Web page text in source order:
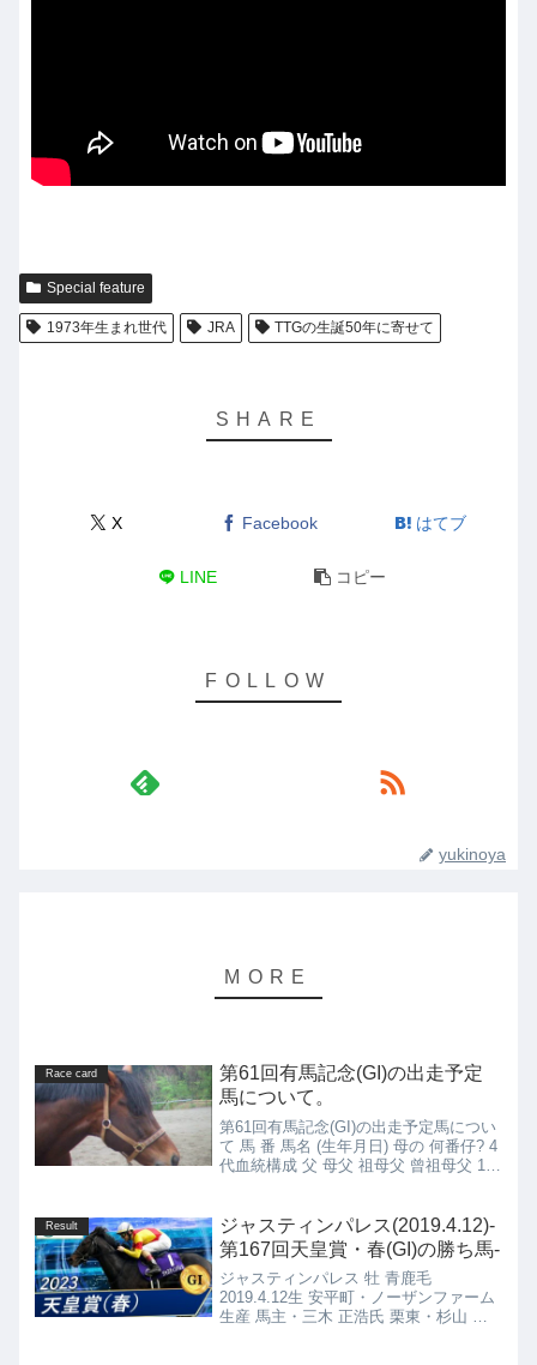
Special feature
1973年生まれ世代 JRA TTGの生誕50年に寄せて
X Facebook はてブ
LINE コピー
yukinoya
Race card
第61回有馬記念(GI)の出走予定
馬について。
第61回有馬記念(GI)の出走予定馬につい
て 馬 番 馬名 (生年月日) 母の 何番仔? 4
代血統構成 父 母父 祖母父 曾祖母父 1
ー ジャッ...
Result
ジャスティンパレス(2019.4.12)-
第167回天皇賞・春(GI)の勝ち馬-
ジャスティンパレス 牡 青鹿毛
2019.4.12生 安平町・ノーザンファーム
生産 馬主・三木 正浩氏 栗東・杉山 晴